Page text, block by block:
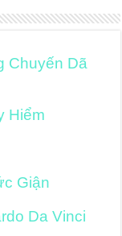
Chuyến Dã
Hiểm
Giận
Da Vinci